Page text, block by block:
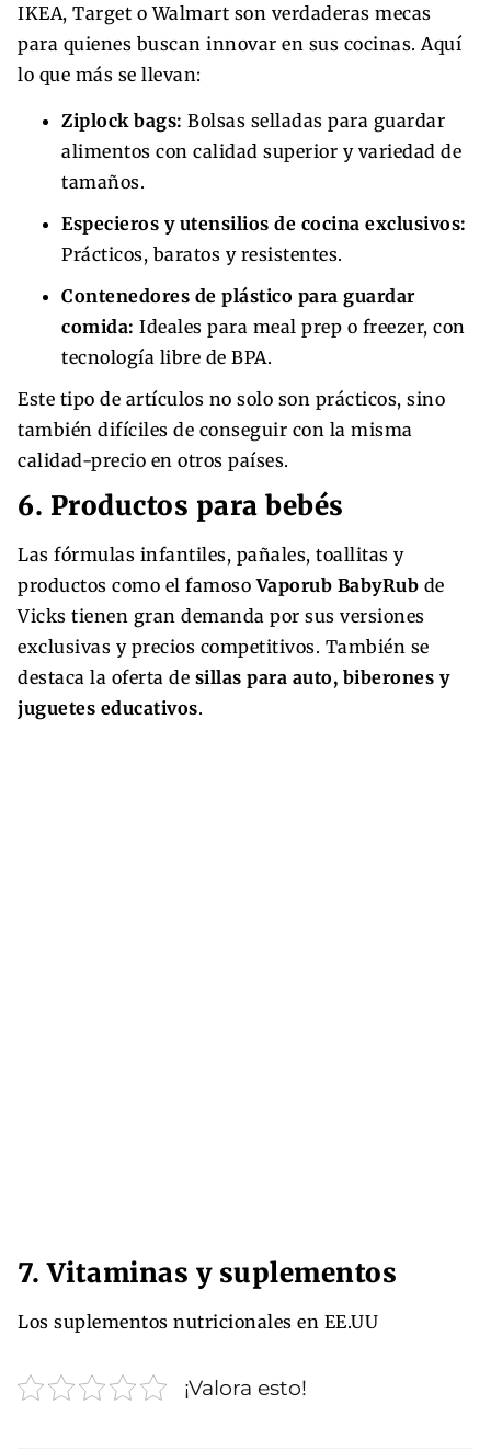
IKEA, Target o Walmart son verdaderas mecas
para quienes buscan innovar en sus cocinas. Aquí
lo que más se llevan:
Ziplock bags: Bolsas selladas para guardar
alimentos con calidad superior y variedad de
tamaños.
Especieros y utensilios de cocina exclusivos:
Prácticos, baratos y resistentes.
Contenedores de plástico para guardar
comida: Ideales para meal prep o freezer, con
tecnología libre de BPA.
Este tipo de artículos no solo son prácticos, sino
también difíciles de conseguir con la misma
calidad-precio en otros países.
6. Productos para bebés
Las fórmulas infantiles, pañales, toallitas y
productos como el famosoVaporub BabyRub de
Vicks tienen gran demanda por sus versiones
exclusivas y precios competitivos. También se
destaca la oferta de sillas para auto, biberones y
juguetes educativos.
7. Vitaminas y suplementos
Los suplementos nutricionales en EE.UU
¡Valora esto!